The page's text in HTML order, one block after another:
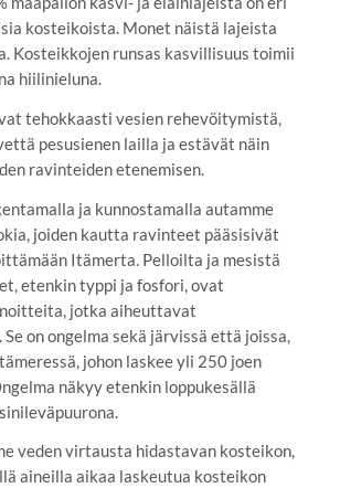
kosteikoista. Monet näistä lajeista
Kosteikkojen runsas kasvillisuus toimii
hiilinieluna.
tehokkaasti vesien rehevöitymistä,
pesusienen lailla ja estävät näin
ravinteiden etenemisen.
ja kunnostamalla autamme
joiden kautta ravinteet pääsisivät
Itämerta. Pelloilta ja mesistä
etenkin typpi ja fosfori, ovat
jotka aiheuttavat
on ongelma sekä järvissä että joissa,
johon laskee yli 250 joen
näkyy etenkin loppukesällä
veden virtausta hidastavan kosteikon,
aineilla aikaa laskeutua kosteikon